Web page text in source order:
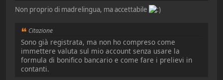
Non proprio di madrelingua, ma accettabile
Citazione
Sono già registrata, ma non ho compreso come
immettere valuta sul mio account senza usare la
formula di bonifico bancario e come fare i prelievi in
contanti.